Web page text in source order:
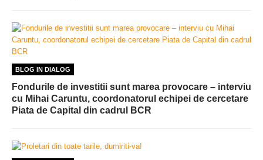
BLOG IN DIALOG
Fondurile de investitii sunt marea provocare – interviu
cu Mihai Caruntu, coordonatorul echipei de cercetare
Piata de Capital din cadrul BCR